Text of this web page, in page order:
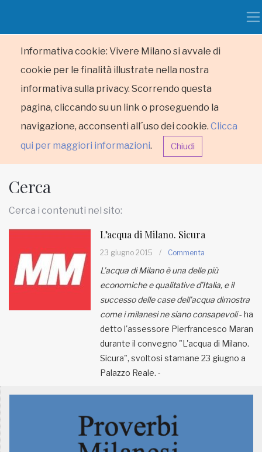
Informativa cookie: Vivere Milano si avvale di
cookie per le finalità illustrate nella nostra
informativa sulla privacy. Scorrendo questa
pagina, cliccando su un link o proseguendo la
navigazione, acconsenti all´uso dei cookie. Clicca
qui per maggiori informazioni. Chiudi
RUBRICHE
MUNICIPI
Inviateci le vostre segnalazioni
EDB edizioni - Via Brivio angolo C.
Imbonati, 89 20159 Milano (Italia)
Cerca
Cerca i contenuti nel sito:
L’acqua di Milano. Sicura
23 giugno 2015 / Commenta
L’acqua di Milano è una delle più
economiche e qualitative d’Italia, e il
successo delle case dell’acqua dimostra
come i milanesi ne siano consapevoli- ha
detto l'assessore Pierfrancesco Maran
durante il convegno "L'acqua di Milano.
Sicura", svoltosi stamane 23 giugno a
Palazzo Reale. -